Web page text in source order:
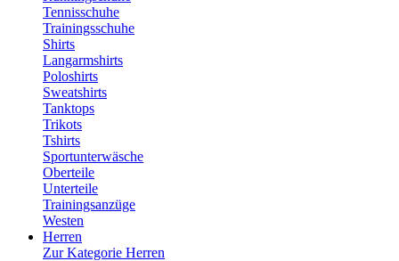
Tennisschuhe
Trainingsschuhe
Shirts
Langarmshirts
Poloshirts
Sweatshirts
Tanktops
Trikots
Tshirts
Sportunterwäsche
Oberteile
Unterteile
Trainingsanzüge
Westen
Herren
Zur Kategorie Herren